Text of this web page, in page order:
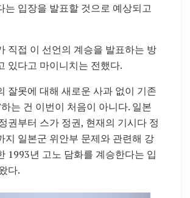
는 입장을 발표할 것으로 예상되고
직접 이 선언의 계승을 발표하는 방
있다고 마이니치는 전했다.
잘못에 대해 새로운 사과 없이 기존
하는 건 이번이 처음이 아니다. 일본
권부터 스가 정권, 현재의 기시다 정
지 일본군 위안부 문제와 관련해 강
1993년 고노 담화를 계승한다는 입
다.